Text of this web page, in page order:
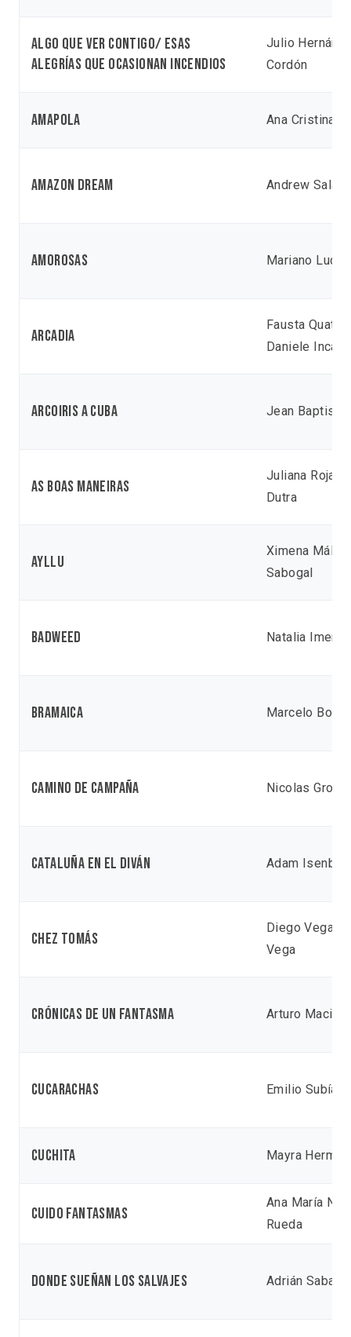
Algo que ver contigo/ Esas
alegrías que ocasionan incendios
Julio
Cordón
Amapola Ana Cristina
Amazon Dream Andrew Sala
Amorosas Mariano Luque
Arcadia
Fausta
Daniele
Arcoiris a Cuba Jean Baptiste
As Boas Maneiras
Juliana Rojas
Dutra
Ayllu
Ximena
Sabogal
Badweed Natalia Imery
Bramaica Marcelo Botta
Camino de campaña Nicolas
Cataluña en el diván Adam
Chez Tomás
Diego Vega
Vega
Crónicas de un fantasma Arturo Maciel
Cucarachas Emilio Subía
Cuchita Mayra
Cuido fantasmas
Ana María
Rueda
Donde Sueñan los Salvajes Adrián Saba